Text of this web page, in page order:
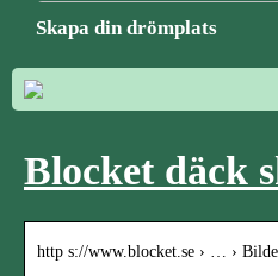
Skapa din drömplats
Blocket däck
http s://www.blocket.se › … ›